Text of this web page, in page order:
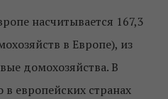
насчитывается 167,3
в Европе), из
домохозяйства. В
в европейских странах